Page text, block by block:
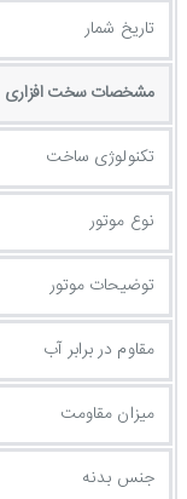
تاریخ شمار
مشخصات سخت افزاری
تکنولوژی ساخت
نوع موتور
توضیحات موتور
مقاوم در برابر آب
میزان مقاومت
جنس بدنه